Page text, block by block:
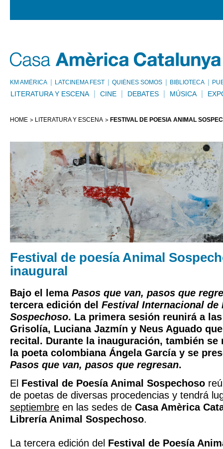
KM AMÈRICA LATCINEMA FEST QUIÉNES SOMOS BIBLIOTECA
LITERATURA Y ESCENA CINE DEBATES MÚSICA
HOME LITERATURA Y ESCENA FESTIVAL DE POESÍA ANIMAL
Festival de poesía Animal
inaugural
Bajo el lema Pasos que van, pasos que
tercera edición del Festival Internacional de
Sospechoso. La primera sesión reunirá a
Grisolía, Luciana Jazmín y Neus Aguado
recital. Durante la inauguración, también se
la poeta colombiana Ángela García y se
Pasos que van, pasos que regresan.
El Festival de Poesía Animal Sospechoso
de poetas de diversas procedencias y tendrá
septiembre en las sedes de Casa Amèrica
Librería Animal Sospechoso.
La tercera edición del Festival de Poesía